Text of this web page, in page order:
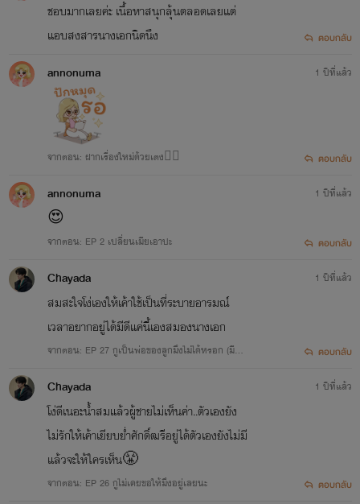
ชอบมากเลยค่ะ เนื้อหาสนุกลุ้นตลอดเลยแต่
แอบสงสารนางเอกนิดนึง
ตอบกลับ
annonuma
จากตอน: ฝากเรื่องใหม่ด้วยเตง❤️‍🔥
1 ปีที่แล้ว
ตอบกลับ
annonuma
😍
จากตอน: EP 2 เปลี่ยนเมียเอาปะ
1 ปีที่แล้ว
ตอบกลับ
Chayada
สมสะใจโง่เองให้เค้าใช้เป็นที่ระบายอารมณ์
เวลาอยากอยู่ได้มีดีแค่นี้เองสมองนางเอก
จากตอน: EP 27 กูเป็นพ่อของลูกมึงไม่ได้หรอก (มีรู
1 ปีที่แล้ว
ตอบกลับ
Chayada
โง่ดีเนอะน้ำสมแล้วผู้ชายไม่เห็นค่า..ตัวเองยัง
ไม่รักให้เค้าเยียบย่ำศักดิ์ฒรีอยู่ได้ตัวเองยังไม่มี
แล้วจะให้ใครเห็น😤
จากตอน: EP 26 กูไม่เคยขอให้มึงอยู่เลยนะ
1 ปีที่แล้ว
ตอบกลับ